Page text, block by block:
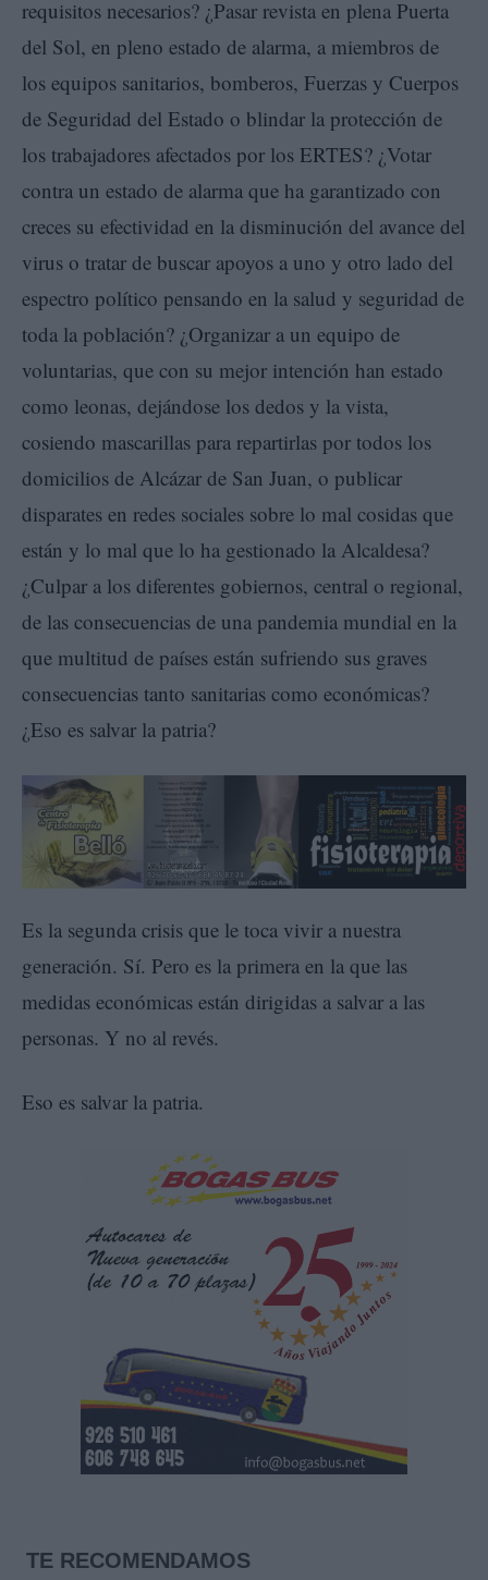
requisitos necesarios? ¿Pasar revista en plena Puerta
del Sol, en pleno estado de alarma, a miembros de
los equipos sanitarios, bomberos, Fuerzas y Cuerpos
de Seguridad del Estado o blindar la protección de
los trabajadores afectados por los ERTES? ¿Votar
contra un estado de alarma que ha garantizado con
creces su efectividad en la disminución del avance del
virus o tratar de buscar apoyos a uno y otro lado del
espectro político pensando en la salud y seguridad de
toda la población? ¿Organizar a un equipo de
voluntarias, que con su mejor intención han estado
como leonas, dejándose los dedos y la vista,
cosiendo mascarillas para repartirlas por todos los
domicilios de Alcázar de San Juan, o publicar
disparates en redes sociales sobre lo mal cosidas que
están y lo mal que lo ha gestionado la Alcaldesa?
¿Culpar a los diferentes gobiernos, central o regional,
de las consecuencias de una pandemia mundial en la
que multitud de países están sufriendo sus graves
consecuencias tanto sanitarias como económicas?
¿Eso es salvar la patria?
Es la segunda crisis que le toca vivir a nuestra
generación. Sí. Pero es la primera en la que las
medidas económicas están dirigidas a salvar a las
personas. Y no al revés.
Eso es salvar la patria.
TE RECOMENDAMOS